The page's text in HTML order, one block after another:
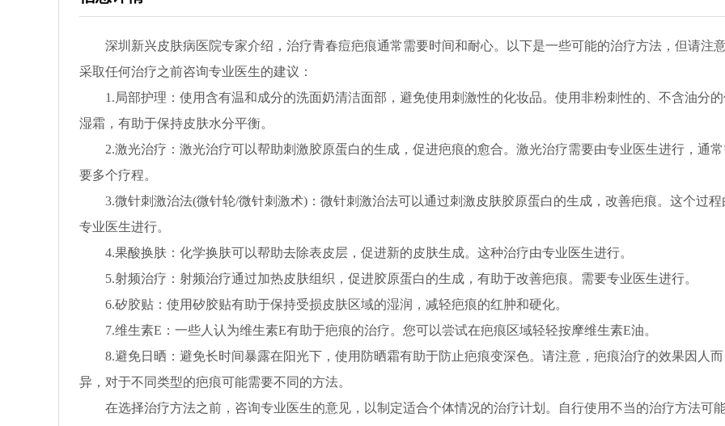
深圳新兴皮肤病医院专家介绍，治疗青春痘疤痕通常需要时间和耐心。以下是一些可能的治疗方法，但请注
采取任何治疗之前咨询专业医生的建议：
1.局部护理：使用含有温和成分的洗面奶清洁面部，避免使用刺激性的化妆品。使用非粉刺性的、不含油分的
湿霜，有助于保持皮肤水分平衡。
2.激光治疗：激光治疗可以帮助刺激胶原蛋白的生成，促进疤痕的愈合。激光治疗需要由专业医生进行，通常
要多个疗程。
3.微针刺激治法(微针轮/微针刺激术)：微针刺激治法可以通过刺激皮肤胶原蛋白的生成，改善疤痕。这个过程
专业医生进行。
4.果酸换肤：化学换肤可以帮助去除表皮层，促进新的皮肤生成。这种治疗由专业医生进行。
5.射频治疗：射频治疗通过加热皮肤组织，促进胶原蛋白的生成，有助于改善疤痕。需要专业医生进行。
6.矽胶贴：使用矽胶贴有助于保持受损皮肤区域的湿润，减轻疤痕的红肿和硬化。
7.维生素E：一些人认为维生素E有助于疤痕的治疗。您可以尝试在疤痕区域轻轻按摩维生素E油。
8.避免日晒：避免长时间暴露在阳光下，使用防晒霜有助于防止疤痕变深色。请注意，疤痕治疗的效果因人而
异，对于不同类型的疤痕可能需要不同的方法。
在选择治疗方法之前，咨询专业医生的意见，以制定适合个体情况的治疗计划。自行使用不当的治疗方法可